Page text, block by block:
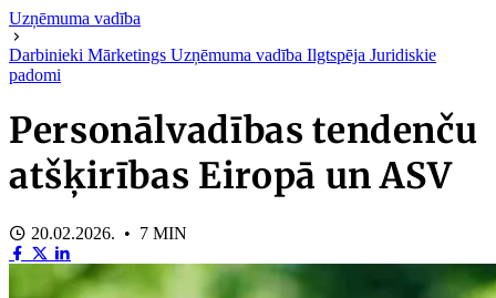
Uzņēmuma vadība
Darbinieki Mārketings Uzņēmuma vadība Ilgtspēja Juridiskie
padomi
Personālvadības tendenču
atšķirības Eiropā un ASV
20.02.2026. • 7 MIN